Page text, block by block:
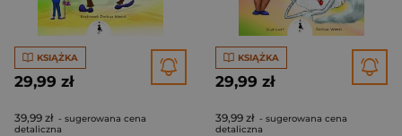
KSIĄŻKA
29,99 zł
39,99 zł - sugerowana cena
detaliczna
KSIĄŻKA
29,99 zł
39,99 zł - sugerowana cena
detaliczna